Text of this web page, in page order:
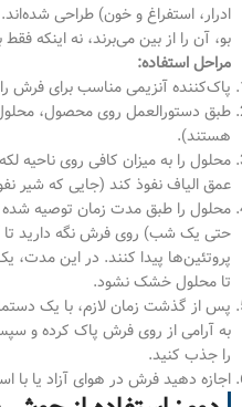
ادرار، استفراغ و خون) طراحی
بو، آن را از بین می‌برند، نه اینکه فقط
مراحل استفاده:
پاک‌کننده آنزیمی مناسب برای فرش
طبق دستورالعمل روی محصول،
هستند).
محلول را به میزان کافی روی ناحیه
عمق الیاف نفوذ کند (جایی که شیر
محلول را طبق مدت زمان توصیه
حتی یک شب) روی فرش نگه دارید تا
پروتئین‌ها پیدا کنند. در این مدت،
تا محلول خشک نشود.
پس از گذشت زمان لازم، با یک
به آرامی از روی فرش پاک کرده و
را جذب کنید.
اجازه دهید فرش در هوای آزاد یا با